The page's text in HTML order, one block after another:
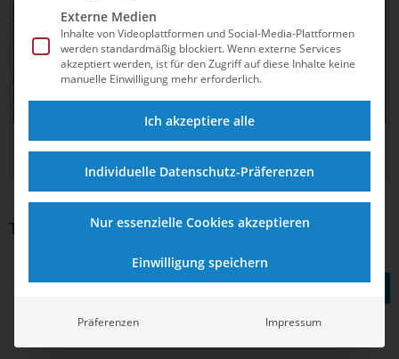
Waspo-Männer werden Meister und schreiben dabei
Tags:
TEILEN AUF
Externe Medien
Inhalte von Videoplattformen und Social-Media-Plattformen
werden standardmäßig blockiert. Wenn externe Services
akzeptiert werden, ist für den Zugriff auf diese Inhalte keine
manuelle Einwilligung mehr erforderlich.
Ich akzeptiere alle
Individuelle Datenschutz-Präferenzen
Nur essenzielle Cookies akzeptieren
Einwilligung speichern
Präferenzen Impressum